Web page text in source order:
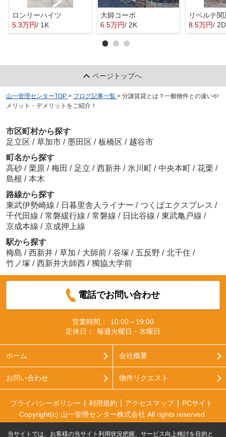
ロンリーハイツ
5.3万円/ 1K
大師コーポ
6.5万円/ 2K
リベルテ関
8.5万円/
ページトップへ
山一管理センターTOP > ブログ記事一覧 > 分譲賃貸とは？一般物件との違いや
メリット・デメリットをご紹介！
市区町村から探す
足立区 / 草加市 / 墨田区 / 板橋区 / 越谷市
町名から探す
高砂 / 栗原 / 梅田 / 足立 / 西新井 / 氷川町 / 中央本町 / 花栗 /
島根 / 本木
路線から探す
東武伊勢崎線 / 日暮里舎人ライナー / つくばエクスプレス /
千代田線 / 常磐緩行線 / 常磐線 / 日比谷線 / 東武亀戸線 /
京成本線 / 京成押上線
駅から探す
梅島 / 西新井 / 草加 / 大師前 / 谷塚 / 五反野 / 北千住 /
竹ノ塚 / 西新井大師西 / 獨協大学前
電話でお問い合わせ
営業時間：
10:00～19:00
定休日：
毎週火曜日・水曜日
ホーム 会社概要
お問い合わせ 物件リクエスト
プライバシーポリシー 利用規約 アクセスマップ
PCサイト
Copyright(c) 山一管理センター株式会社 All rights reserved.
当サイトでは、お客様の当サイト利用状況把握、サービス向上検討を目的と